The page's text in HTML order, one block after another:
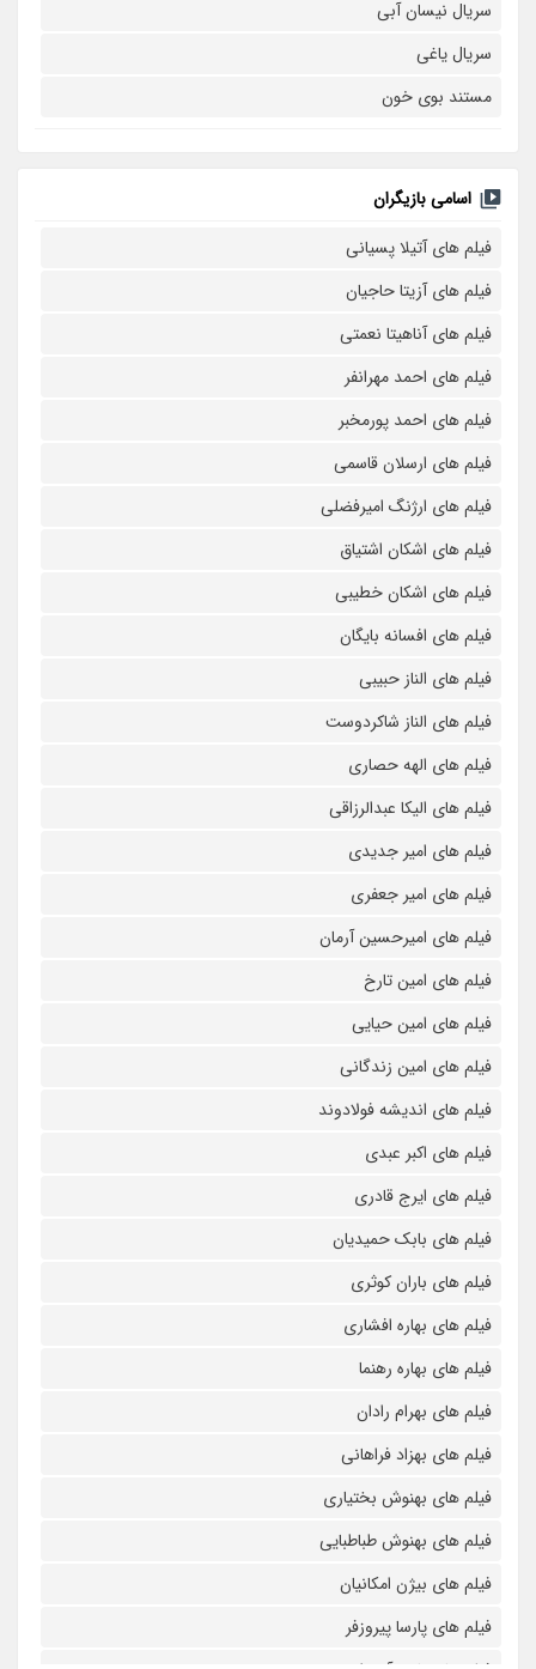
سریال نیسان آبی
سریال یاغی
مستند بوی خون
اسامی بازیگران
فیلم های آتیلا پسیانی
فیلم های آزیتا حاجیان
فیلم های آناهیتا نعمتی
فیلم های احمد مهرانفر
فیلم های احمد پورمخبر
فیلم های ارسلان قاسمی
فیلم های ارژنگ امیرفضلی
فیلم های اشکان اشتیاق
فیلم های اشکان خطیبی
فیلم های افسانه بایگان
فیلم های الناز حبیبی
فیلم های الناز شاکردوست
فیلم های الهه حصاری
فیلم های الیکا عبدالرزاقی
فیلم های امیر جدیدی
فیلم های امیر جعفری
فیلم های امیرحسین آرمان
فیلم های امین تارخ
فیلم های امین حیایی
فیلم های امین زندگانی
فیلم های اندیشه فولادوند
فیلم های اکبر عبدی
فیلم های ایرج قادری
فیلم های بابک حمیدیان
فیلم های باران کوثری
فیلم های بهاره افشاری
فیلم های بهاره رهنما
فیلم های بهرام رادان
فیلم های بهزاد فراهانی
فیلم های بهنوش بختیاری
فیلم های بهنوش طباطبایی
فیلم های بیژن امکانیان
فیلم های پارسا پیروزفر